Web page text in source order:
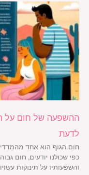
ההשפעה של חום על
לדעת
חום הגוף הוא אחד
כפי שכולנו יודעים, חום
והשפעותיו על תינוקות